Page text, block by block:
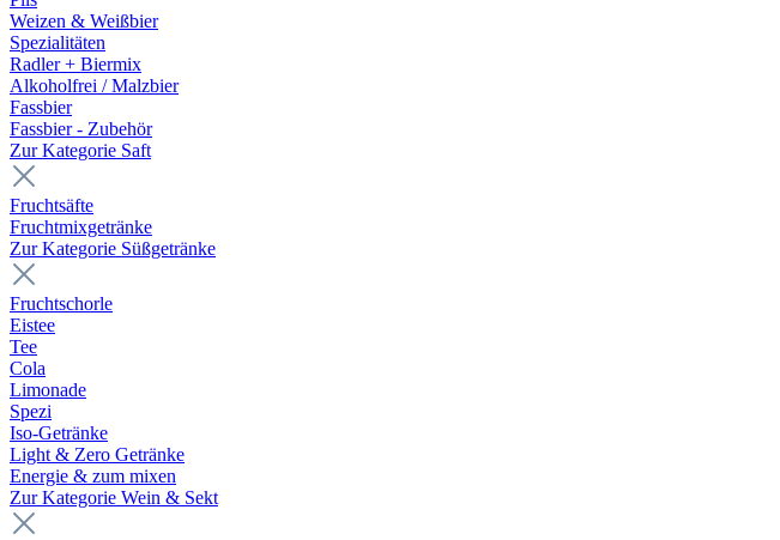
Weizen & Weißbier
Spezialitäten
Radler + Biermix
Alkoholfrei / Malzbier
Fassbier
Fassbier - Zubehör
Zur Kategorie Saft
Fruchtsäfte
Fruchtmixgetränke
Zur Kategorie Süßgetränke
Fruchtschorle
Eistee
Tee
Cola
Limonade
Spezi
Iso-Getränke
Light & Zero Getränke
Energie & zum mixen
Zur Kategorie Wein & Sekt